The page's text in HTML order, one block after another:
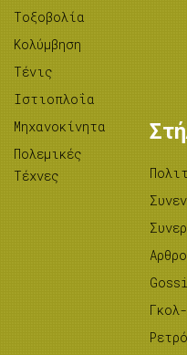
Tοξοβολία
Κολύμβηση
Τένις
Ιστιοπλοΐα
Μηχανοκίνητα
Πολεμικές
Τέχνες
Ρετρό